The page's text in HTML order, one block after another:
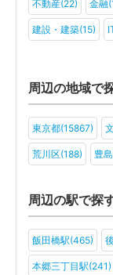
不動産(22) 金融
建設・建築(15)
旅行・ホテル(14)
社会福祉法人(4)
一般社団法人(10)
周辺の地域で
東京都(15867)
荒川区(188) 豊
周辺の駅で探
飯田橋駅(465)
本郷三丁目駅(241)